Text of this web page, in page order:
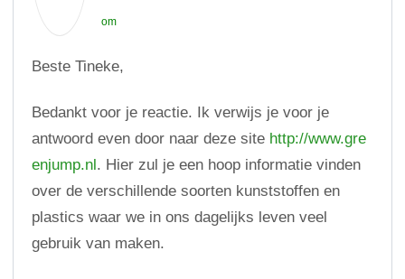
om
Beste Tineke,
Bedankt voor je reactie. Ik verwijs je voor je
antwoord even door naar deze site http://www.gre
enjump.nl . Hier zul je een hoop informatie vinden
over de verschillende soorten kunststoffen en
plastics waar we in ons dagelijks leven veel
gebruik van maken.